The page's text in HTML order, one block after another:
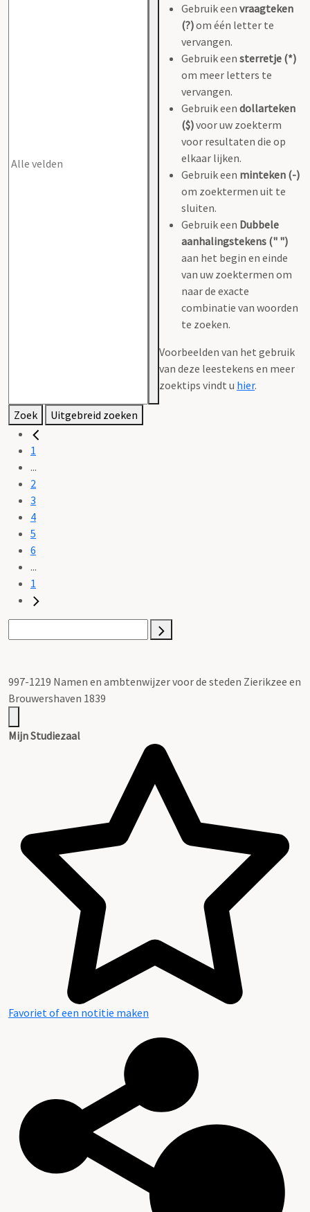
Gebruik een vraagteken
(?)om één letter te
vervangen.
Gebruik een sterretje (*)
om meer letters te
vervangen.
Gebruik een dollarteken
($)voor uw zoekterm
voor resultaten die op
elkaar lijken.
Gebruik een minteken (-)
om zoektermen uit te
sluiten.
Gebruik een Dubbele
aanhalingstekens (" ")
aan het begin en einde
van uw zoektermen om
naar de exacte
combinatie van woorden
te zoeken.
Voorbeelden van het gebruik
van deze leestekens en meer
zoektips vindt u hier.
Zoek Uitgebreid zoeken
1
...
2
3
4
5
6
...
1
997-1219 Namen en ambtenwijzer voor de steden Zierikzee en
Brouwershaven 1839
Mijn Studiezaal
Favoriet of een notitie maken